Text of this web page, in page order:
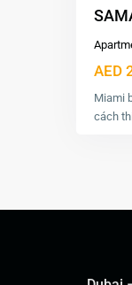
AED
Miami
cách